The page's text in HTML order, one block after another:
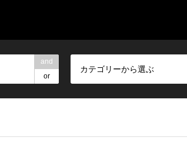
and
or
カテゴリーから選ぶ